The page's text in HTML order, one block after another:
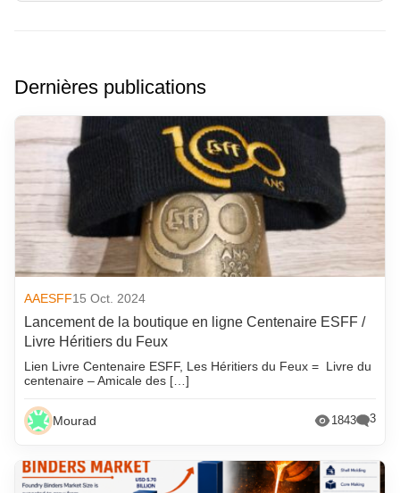
Dernières publications
AAESFF15 Oct. 2024
Lancement de la boutique en ligne Centenaire ESFF /
Livre Héritiers du Feux
Lien Livre Centenaire ESFF, Les Héritiers du Feux = Livre du
centenaire – Amicale des […]
Mourad 1843 3